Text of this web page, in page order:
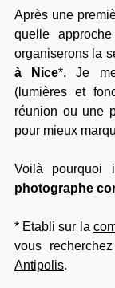
Après une
quelle
organiserons la
à Nice*. Je
(lumières et
réunion ou une
pour mieux
Voilà
photographe
* Etabli sur la
vous
Antipolis.